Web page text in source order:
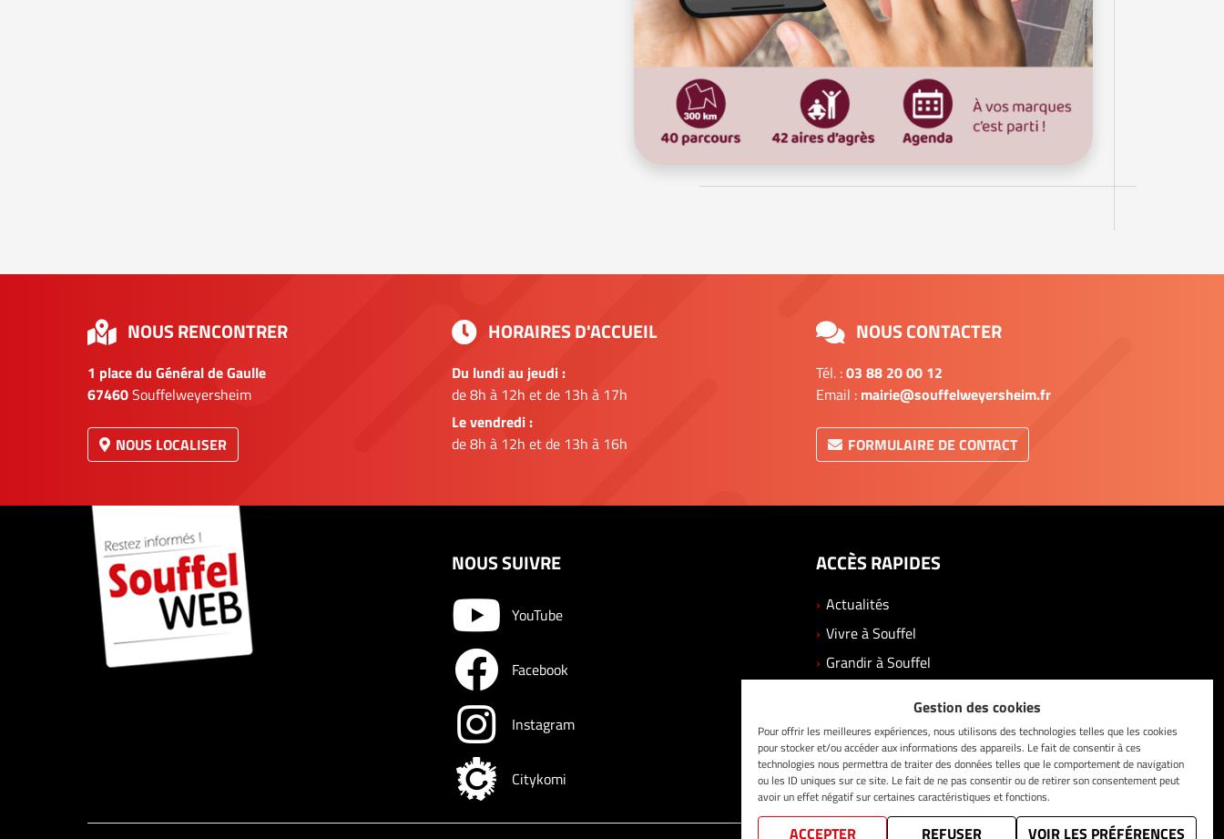
Gestion des cookies
Pour offrir les meilleures expériences, nous utilisons des technologies telles que les cookies
pour stocker et/ou accéder aux informations des appareils. Le fait de consentir à ces
technologies nous permettra de traiter des données telles que le comportement de navigation
ou les ID uniques sur ce site. Le fait de ne pas consentir ou de retirer son consentement peut
avoir un effet négatif sur certaines caractéristiques et fonctions.
ACCEPTER REFUSER VOIR LES PRÉFÉRENCES
NOUS RENCONTRER
1 place du Général de Gaulle
67460Souffelweyersheim
NOUS LOCALISER
HORAIRES D'ACCUEIL
Du lundi au jeudi :
de 8h à 12h et de 13h à 17h
Le vendredi :
de 8h à 12h et de 13h à 16h
NOUS CONTACTER
Tél. :03 88 20 00 12
Email : mairie@souffelweyersheim.fr
FORMULAIRE DE CONTACT
NOUS SUIVRE
YouTube
Facebook
Instagram
Citykomi
ACCÈS RAPIDES
Actualités
Vivre à Souffel
Grandir à Souffel
Vos démarches
Contact